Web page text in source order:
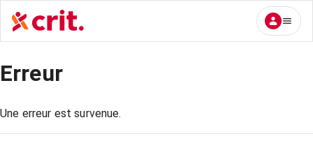
Erreur
Une erreur est survenue.